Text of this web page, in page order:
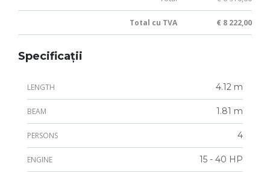
Total cu TVA € 8 222,00
Specificații
LENGTH 4.12 m
BEAM 1.81 m
PERSONS 4
ENGINE 15 - 40 HP